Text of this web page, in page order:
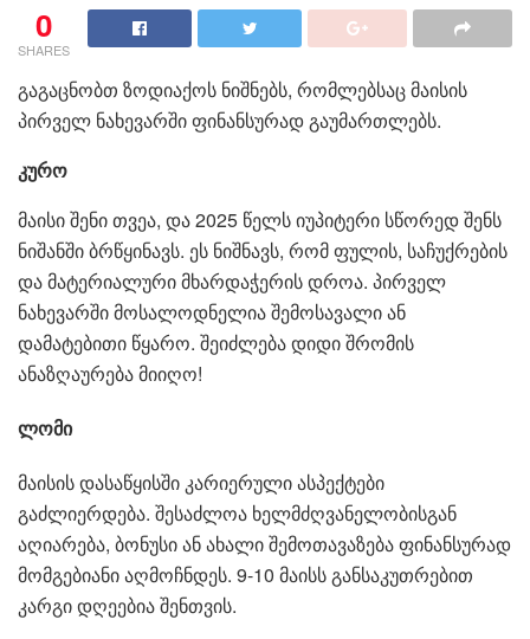
0
SHARES
გაგაცნობთ ზოდიაქოს ნიშნებს, რომლებსაც მაისის
პირველ ნახევარში ფინანსურად გაუმართლებს.
კურო
მაისი შენი თვეა, და 2025 წელს იუპიტერი სწორედ შენს
ნიშანში ბრწყინავს. ეს ნიშნავს, რომ ფულის, საჩუქრების
და მატერიალური მხარდაჭერის დროა. პირველ
ნახევარში მოსალოდნელია შემოსავალი ან
დამატებითი წყარო. შეიძლება დიდი შრომის
ანაზღაურება მიიღო!
ლომი
მაისის დასაწყისში კარიერული ასპექტები
გაძლიერდება. შესაძლოა ხელმძღვანელობისგან
აღიარება, ბონუსი ან ახალი შემოთავაზება ფინანსურად
მომგებიანი აღმოჩნდეს. 9-10 მაისს განსაკუთრებით
კარგი დღეებია შენთვის.